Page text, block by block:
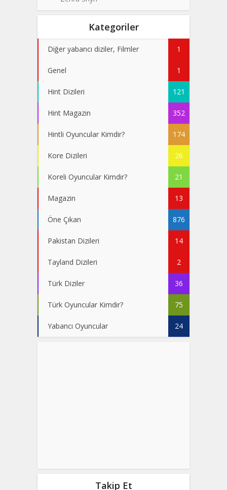
Kategoriler
Diğer yabancı diziler, Filmler 1
Genel 1
Hint Dizileri 121
Hint Magazin 352
Hintli Oyuncular Kimdir? 174
Kore Dizileri 26
Koreli Oyuncular Kimdir? 21
Magazin 13
Öne Çıkan 876
Pakistan Dizileri 14
Tayland Dizileri 2
Türk Diziler 36
Türk Oyuncular Kimdir? 75
Yabancı Oyuncular 24
Takip Et